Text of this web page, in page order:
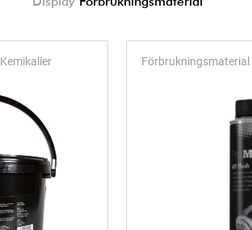
Kemikalier Förbrukningsmaterial